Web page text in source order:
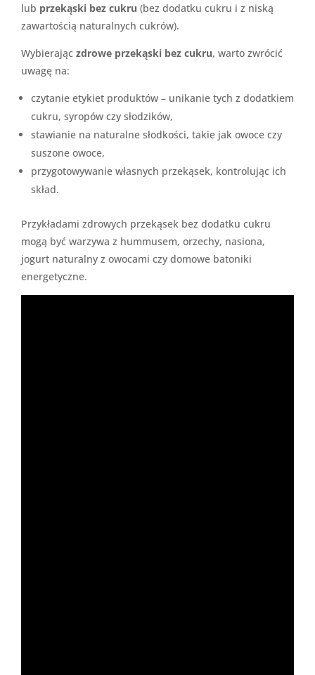
lub przekąski bez cukru (bez dodatku cukru i z niską
zawartością naturalnych cukrów).
Wybierając zdrowe przekąski bez cukru, warto zwrócić
uwagę na:
czytanie etykiet produktów – unikanie tych z dodatkiem
cukru, syropów czy słodzików,
stawianie na naturalne słodkości, takie jak owoce czy
suszone owoce,
przygotowywanie własnych przekąsek, kontrolując ich
skład.
Przykładami zdrowych przekąsek bez dodatku cukru
mogą być warzywa z hummusem, orzechy, nasiona,
jogurt naturalny z owocami czy domowe batoniki
energetyczne.